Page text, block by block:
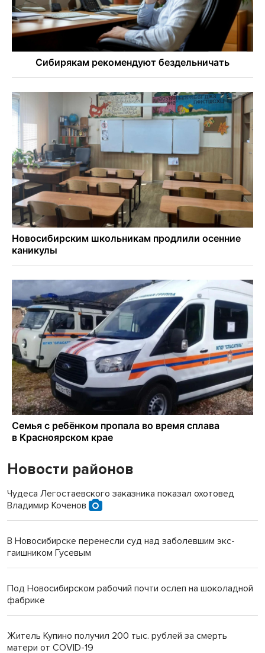
Новости районов
Чудеса Легостаевского заказника показал охотовед
Владимир Коченов
В Новосибирске перенесли суд над заболевшим экс-
гаишником Гусевым
Под Новосибирском рабочий почти ослеп на шоколадной
фабрике
Житель Купино получил 200 тыс. рублей за смерть
матери от COVID-19